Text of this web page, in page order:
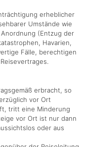
erheblicher
Umstände wie
(Entzug der
Havarien,
Fälle, berechtigen
erbracht, so
vor Ort
tritt eine Minderung
vor Ort ist nur dann
oder aus